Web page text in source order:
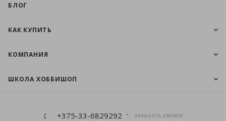
БЛОГ
КАК КУПИТЬ
КОМПАНИЯ
ШКОЛА ХОББИШОП
+375-33-6829292 ЗАКАЗАТЬ ЗВОНОК